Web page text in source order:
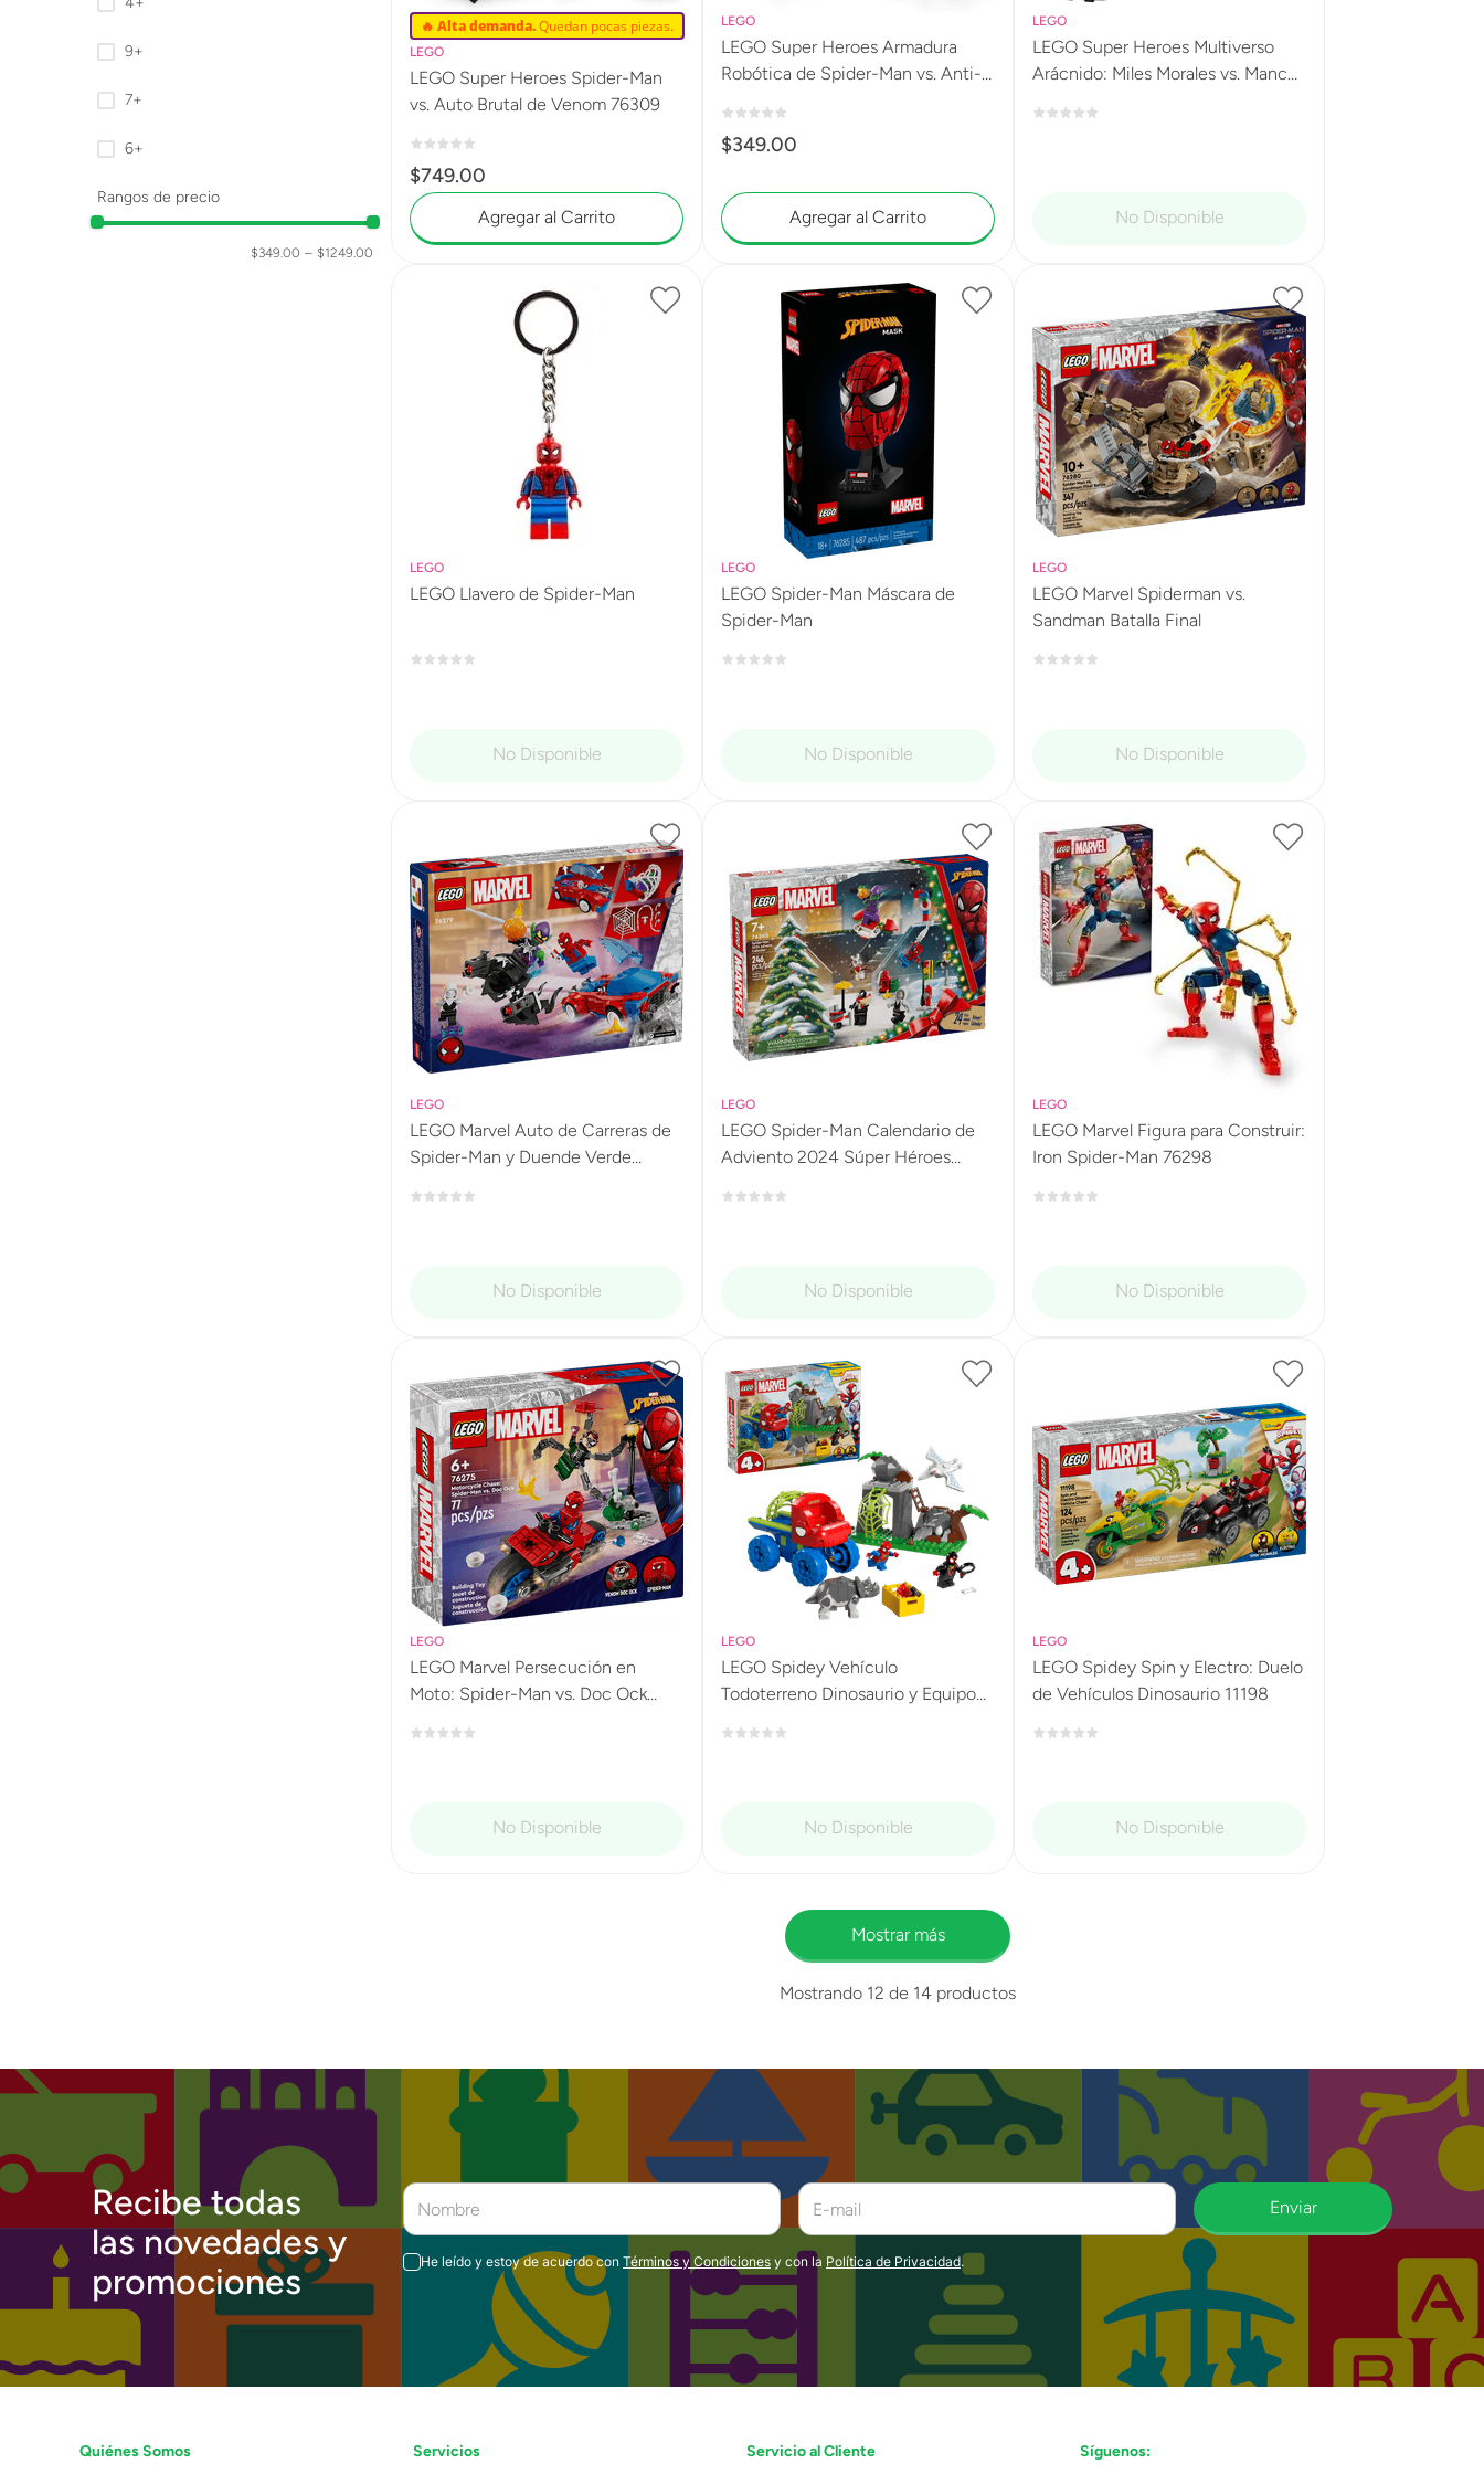
9+
7+
6+
Rangos de precio
$349.00 – $1249.00
🔥 Alta demanda.Quedan pocas piezas.
LEGO
LEGO Super Heroes Spider-Man
vs. Auto Brutal de Venom 76309
$749.00
Agregar al Carrito
LEGO
LEGO Super Heroes Armadura
Robótica de Spider-Man vs. Anti-
$349.00
Agregar al Carrito
LEGO
LEGO Super Heroes Multiverso
Arácnido: Miles Morales vs. Mancha
LEGO
LEGO Llavero de Spider-Man
LEGO
LEGO Spider-Man Máscara de
Spider-Man
LEGO
LEGO Marvel Spiderman vs.
Sandman Batalla Final
LEGO
LEGO Marvel Auto de Carreras de
Spider-Man y Duende Verde
LEGO
LEGO Spider-Man Calendario de
Adviento 2024 Súper Héroes
LEGO
LEGO Marvel Figura para Construir:
Iron Spider-Man 76298
LEGO
LEGO Marvel Persecución en
Moto: Spider-Man vs. Doc Ock
LEGO
LEGO Spidey Vehículo
Todoterreno Dinosaurio y Equipo
LEGO
LEGO Spidey Spin y Electro: Duelo
de Vehículos Dinosaurio 11198
Mostrar más
Mostrando 12 de 14 productos
Recibe todas
las novedades y
promociones
Enviar
He leído y estoy de acuerdo con Términos y Condiciones y con la Política de Privacidad.
Quiénes Somos Servicios Servicio al Cliente Síguenos: